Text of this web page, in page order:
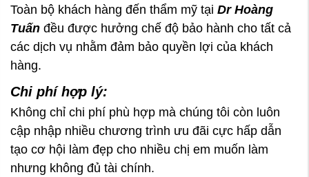
Toàn bộ khách hàng đến thẩm mỹ tại Dr Hoàng
Tuấn đều được hưởng chế độ bảo hành cho tất cả
các dịch vụ nhằm đảm bảo quyền lợi của khách
hàng.
Chi phí hợp lý:
Không chỉ chi phí phù hợp mà chúng tôi còn luôn
cập nhập nhiều chương trình ưu đãi cực hấp dẫn
tạo cơ hội làm đẹp cho nhiều chị em muốn làm
nhưng không đủ tài chính.